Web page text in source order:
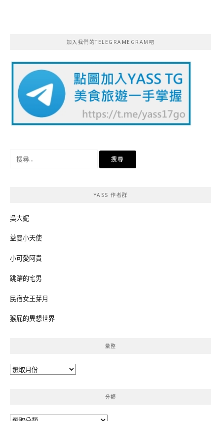
加入我們的TELEGRAMEGRAM吧
YASS 作者群
吳大妮
益曼小天使
小可愛阿貴
跳躍的宅男
民宿女王芽月
猴屁的異想世界
彙整
彙
分類